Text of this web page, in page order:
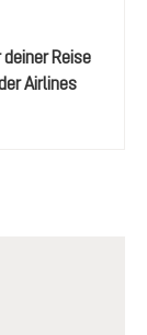
Reise
Airlines